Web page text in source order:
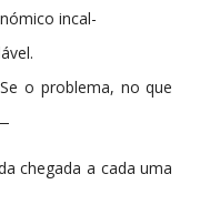
incal-
o problema, no que
chegada a cada uma